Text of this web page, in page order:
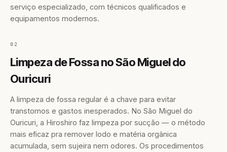
serviço especializado, com técnicos qualificados e
equipamentos modernos.
02
Limpeza de Fossa no São Miguel do
Ouricuri
A limpeza de fossa regular é a chave para evitar
transtornos e gastos inesperados. No São Miguel do
Ouricuri, a Hiroshiro faz limpeza por sucção — o método
mais eficaz pra remover lodo e matéria orgânica
acumulada, sem sujeira nem odores. Os procedimentos